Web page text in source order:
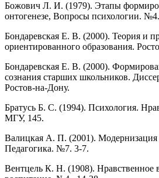
Божович Л. И. (1979). Этапы
онтогенезе, Вопросы психологии.
Бондаревская Е. В. (2000). Теория и
ориентированного образования.
Бондаревская Е. В. (2000).
сознания старших школьников.
Ростов-на-Дону.
Братусь Б. С. (1994). Психология.
МГУ, 145.
Валицкая А. П. (2001). Модернизация
Педагогика. №7. 3-7.
Вентцель К. Н. (1908). Нравственное